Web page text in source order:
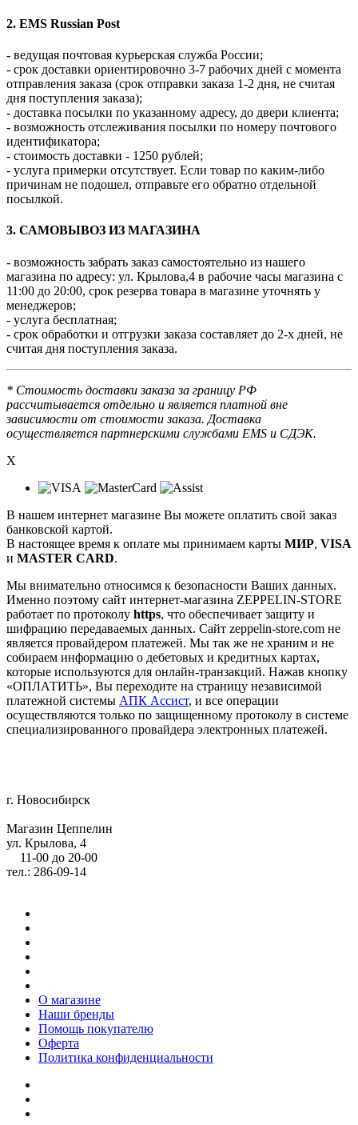
2. EMS Russian Post
- ведущая почтовая курьерская служба России;
- срок доставки ориентировочно 3-7 рабочих дней с момента
отправления заказа (срок отправки заказа 1-2 дня, не считая
дня поступления заказа);
- доставка посылки по указанному адресу, до двери клиента;
- возможность отслеживания посылки по номеру почтового
идентификатора;
- стоимость доставки - 1250 рублей;
- услуга примерки отсутствует. Если товар по каким-либо
причинам не подошел, отправьте его обратно отдельной
посылкой.
3. САМОВЫВОЗ ИЗ МАГАЗИНА
- возможность забрать заказ самостоятельно из нашего
магазина по адресу: ул. Крылова,4 в рабочие часы магазина с
11:00 до 20:00, срок резерва товара в магазине уточнять у
менеджеров;
- услуга бесплатная;
- срок обработки и отгрузки заказа составляет до 2-х дней, не
считая дня поступления заказа.
* Стоимость доставки заказа за границу РФ
рассчитывается отдельно и является платной вне
зависимости от стоимости заказа. Доставка
осуществляется партнерскими службами EMS и СДЭК.
X
В нашем интернет магазине Вы можете оплатить свой заказ
банковской картой.
В настоящее время к оплате мы принимаем карты МИР, VISA
и MASTER CARD.
Мы внимательно относимся к безопасности Ваших данных.
Именно поэтому сайт интернет-магазина ZEPPELIN-STORE
работает по протоколу https, что обеспечивает защиту и
шифрацию передаваемых данных. Сайт zeppelin-store.com не
является провайдером платежей. Мы так же не храним и не
собираем информацию о дебетовых и кредитных картах,
которые используются для онлайн-транзакций. Нажав кнопку
«ОПЛАТИТЬ», Вы переходите на страницу независимой
платежной системы АПК Ассист, и все операции
осуществляются только по защищенному протоколу в системе
специализированного провайдера электронных платежей.
г. Новосибирск
Магазин Цеппелин
ул. Крылова, 4
11-00 до 20-00
тел.: 286-09-14
О магазине
Наши бренды
Помощь покупателю
Оферта
Политика конфиденциальности